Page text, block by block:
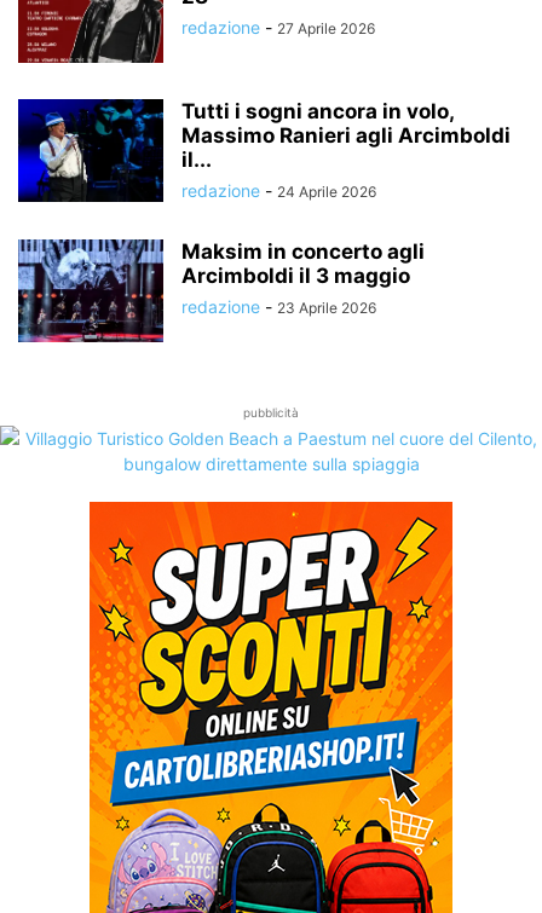
redazione - 27 Aprile 2026
Tutti i sogni ancora in volo,
Massimo Ranieri agli Arcimboldi
il...
redazione - 24 Aprile 2026
Maksim in concerto agli
Arcimboldi il 3 maggio
redazione - 23 Aprile 2026
pubblicità